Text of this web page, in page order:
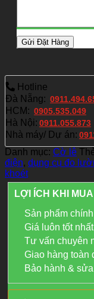
Hotline
Đà Nẵng:
HCM: 0905.535.049
Hà Nội: 0911.055.873
Nhà máy/ Dự án:
Danh mục: Cờ lê
điện, dụng cụ đo
khoét
LỢI ÍCH KHI MUA
Sản phẩm
Giá luôn tốt nhất
Tư vấn chuyên
Giao hàng toàn
Bảo hành &